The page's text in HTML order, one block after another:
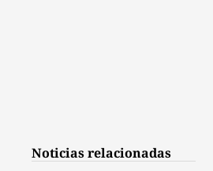
Noticias relacionadas